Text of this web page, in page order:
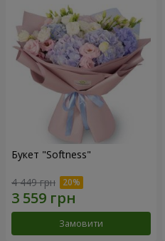
Букет "Softness"
4 449 грн
Замовити